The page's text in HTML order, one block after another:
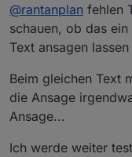
@rantanplan fehlen
schauen, ob das
Text ansagen
Beim gleichen Text
die Ansage
Ansage...
Ich werde weiter